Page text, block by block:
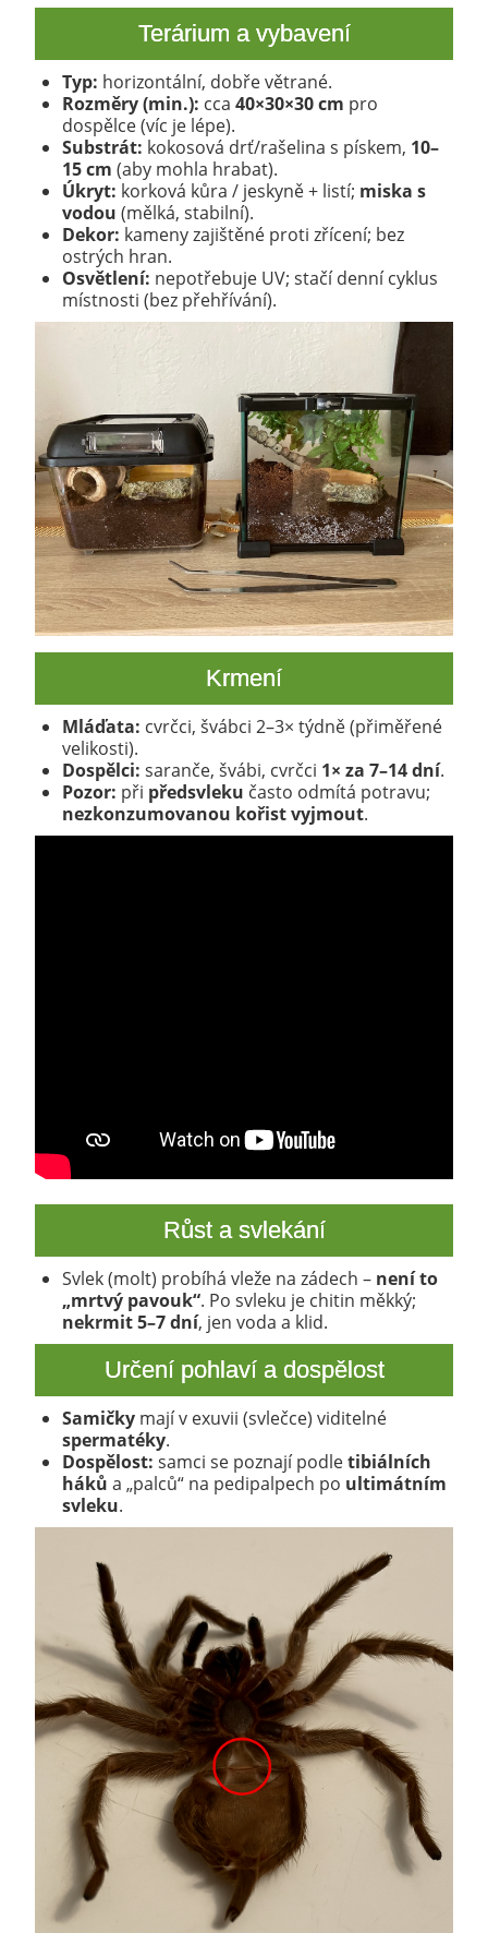
Terárium a vybavení
Typ: horizontální, dobře větrané.
Rozměry (min.): cca 40×30×30 cm pro
dospělce (víc je lépe).
Substrát: kokosová drť/rašelina s pískem, 10–
15 cm (aby mohla hrabat).
Úkryt: korková kůra / jeskyně + listí; miska s
vodou (mělká, stabilní).
Dekor: kameny zajištěné proti zřícení; bez
ostrých hran.
Osvětlení: nepotřebuje UV; stačí denní cyklus
místnosti (bez přehřívání).
Krmení
Mláďata: cvrčci, švábci 2–3× týdně (přiměřené
velikosti).
Dospělci: saranče, švábi, cvrčci 1× za 7–14 dní.
Pozor: při předsvleku často odmítá potravu;
nezkonzumovanou kořist vyjmout.
Růst a svlekání
Svlek (molt) probíhá vleže na zádech – není to
„mrtvý pavouk“. Po svleku je chitin měkký;
nekrmit 5–7 dní, jen voda a klid.
Určení pohlaví a dospělost
Samičkymají v exuvii (svlečce) viditelné
spermatéky.
Dospělost: samci se poznají podletibiálních
háků a „palců“ na pedipalpech po ultimátním
svleku.